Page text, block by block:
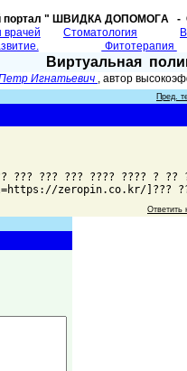
портал " ШВИДКА ДОПОМОГA
Cтоматология
Фитотерапия
Виртуальная
Игнатьевич , автор
Пред.
??? ??? ??? ???? ???? ? ??
zeropin.co.kr/]???
Ответить